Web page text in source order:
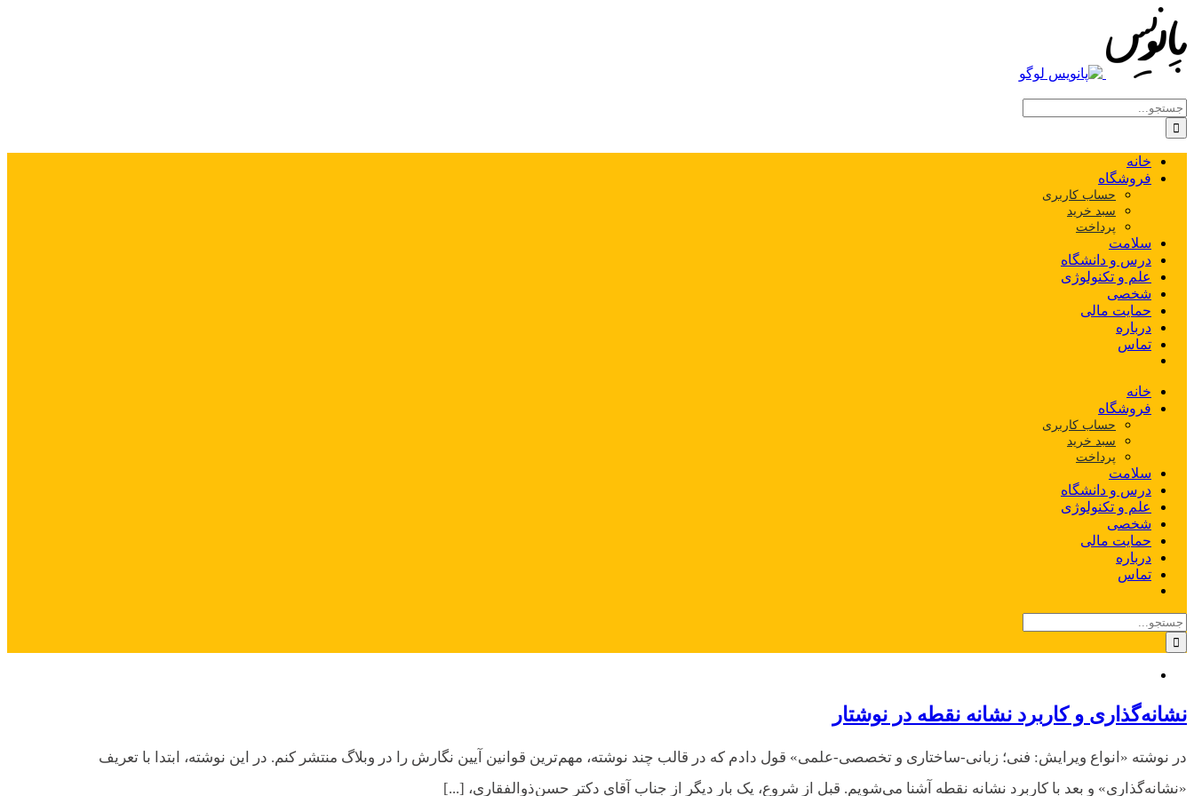
Skip
content
جستجو
برای:
خانه
فروشگاه
حساب کاربری
سبد خرید
پرداخت
سلامت
درس و دانشگاه
علم و تکنولوژی
شخصی
حمایت مالی
درباره
تماس
خانه
فروشگاه
حساب کاربری
سبد خرید
پرداخت
سلامت
درس و دانشگاه
علم و تکنولوژی
شخصی
حمایت مالی
درباره
تماس
جستجو
برای:
نشانه‌گذاری و کاربرد نشانه نقطه در نوشتار
در نوشته «انواع ویرایش: فنی؛ زبانی-ساختاری و تخصصی-علمی» قول دادم که در قالب چند نوشته، مهم‌ترین قوانین آیین نگارش را در وبلاگ منتشر کنم. در این نوشته، ابتدا با تعریف
«نشانه‌گذاری» و بعد با کاربرد نشانه نقطه آشنا می‌شویم. قبل از شروع، یک بار دیگر از جناب آقای دکتر حسن‌ذوالفقاری، [...]